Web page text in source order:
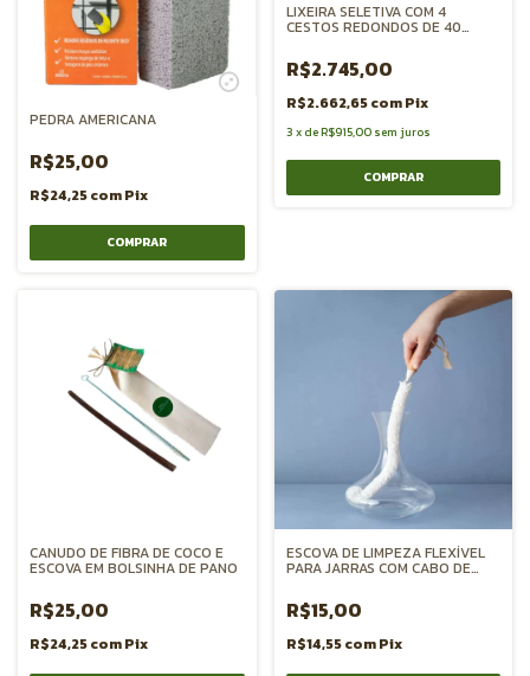
PEDRA AMERICANA
R$25,00
R$24,25comPix
LIXEIRA SELETIVA COM 4
CESTOS REDONDOS DE 40
R$2.745,00
R$2.662,65comPix
3 xdeR$915,00 sem juros
CANUDO DE FIBRA DE COCO E
ESCOVA EM BOLSINHA DE PANO
R$25,00
R$24,25comPix
ESCOVA DE LIMPEZA FLEXÍVEL
PARA JARRAS COM CABO DE
R$15,00
R$14,55comPix